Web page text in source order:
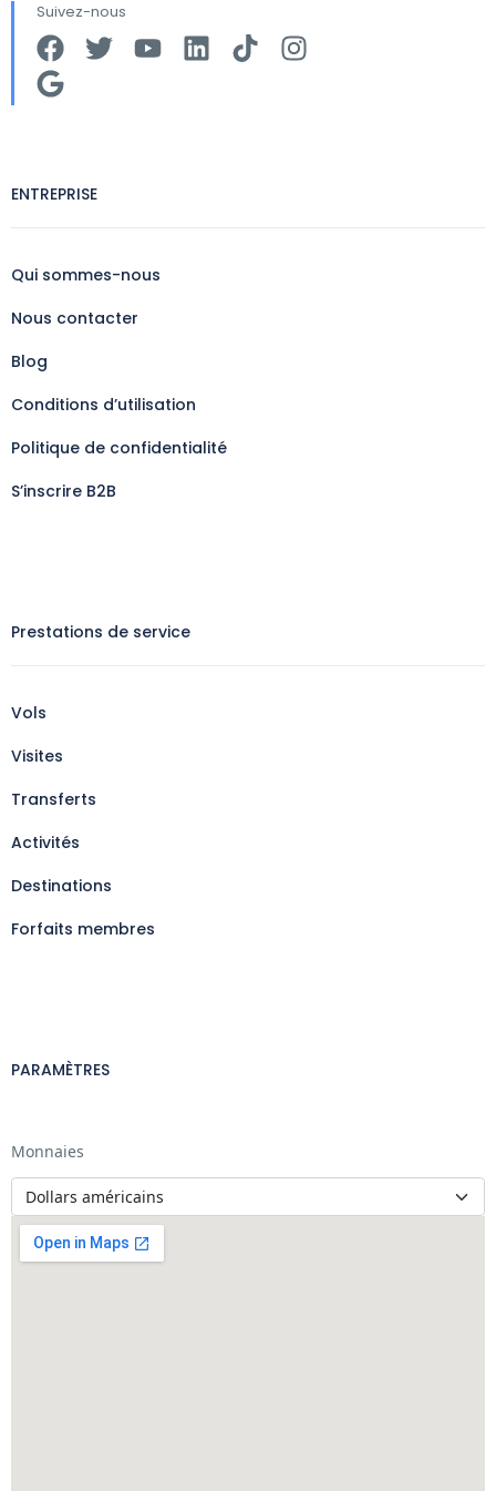
Suivez-nous
ENTREPRISE
Qui sommes-nous
Nous contacter
Blog
Conditions d’utilisation
Politique de confidentialité
S’inscrire B2B
Prestations de service
Vols
Visites
Transferts
Activités
Destinations
Forfaits membres
PARAMÈTRES
Monnaies